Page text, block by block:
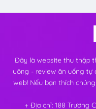
Đây là website thu thập
uông - review ăn uống tự
web! Nếu bạn thích
+ Địa chỉ: 188 Trương